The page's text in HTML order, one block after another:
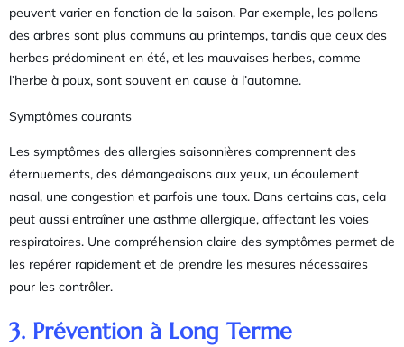
peuvent varier en fonction de la saison. Par exemple, les pollens
des arbres sont plus communs au printemps, tandis que ceux des
herbes prédominent en été, et les mauvaises herbes, comme
l’herbe à poux, sont souvent en cause à l’automne.
Symptômes courants
Les symptômes des allergies saisonnières comprennent des
éternuements, des démangeaisons aux yeux, un écoulement
nasal, une congestion et parfois une toux. Dans certains cas, cela
peut aussi entraîner une asthme allergique, affectant les voies
respiratoires. Une compréhension claire des symptômes permet de
les repérer rapidement et de prendre les mesures nécessaires
pour les contrôler.
3. Prévention à Long Terme